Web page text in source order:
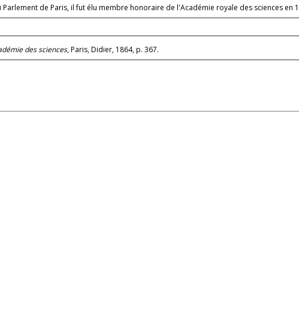
de Paris, il fut élu membre honoraire de l'Académie royale des sciences en
des sciences, Paris, Didier, 1864, p. 367.